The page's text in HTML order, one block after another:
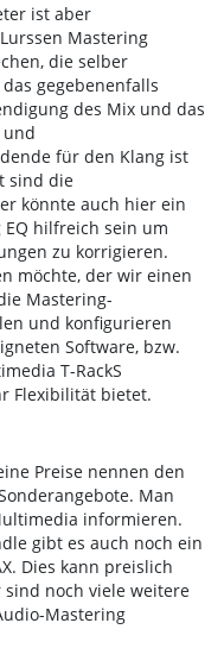
ist aber
Mastering
die selber
gegebenenfalls
des Mix und das
für den Klang ist
sind die
könnte auch hier ein
hilfreich sein um
zu korrigieren.
möchte, der wir einen
Mastering-
und konfigurieren
Software, bzw.
T-RackS
Flexibilität bietet.
Preise nennen den
Man
informieren.
gibt es auch noch ein
Dies kann preislich
noch viele weitere
Mastering